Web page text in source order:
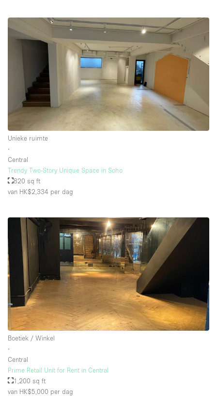
Unieke ruimte
∙
Central
Trendy Two-Story Unique Space in Soho
820 sq ft
van HK$2,334 per dag
Boetiek / Winkel
∙
Central
Prime Retail Unit for Rent in Central
1,200 sq ft
van HK$5,000 per dag